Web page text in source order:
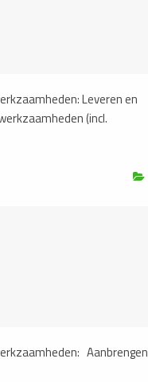
Leveren en
(incl.
Aanbrengen